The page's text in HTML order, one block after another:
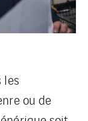
les
ou de